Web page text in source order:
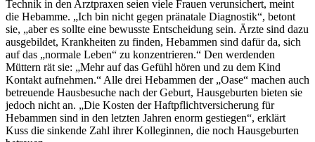
Technik in den Arztpraxen seien viele Frauen verunsichert, meint
die Hebamme. „Ich bin nicht gegen pränatale Diagnostik“, betont
sie, „aber es sollte eine bewusste Entscheidung sein. Ärzte sind dazu
ausgebildet, Krankheiten zu finden, Hebammen sind dafür da, sich
auf das „normale Leben“ zu konzentrieren.“ Den werdenden
Müttern rät sie: „Mehr auf das Gefühl hören und zu dem Kind
Kontakt aufnehmen.“ Alle drei Hebammen der „Oase“ machen auch
betreuende Hausbesuche nach der Geburt, Hausgeburten bieten sie
jedoch nicht an. „Die Kosten der Haftpflichtversicherung für
Hebammen sind in den letzten Jahren enorm gestiegen“, erklärt
Kuss die sinkende Zahl ihrer Kolleginnen, die noch Hausgeburten